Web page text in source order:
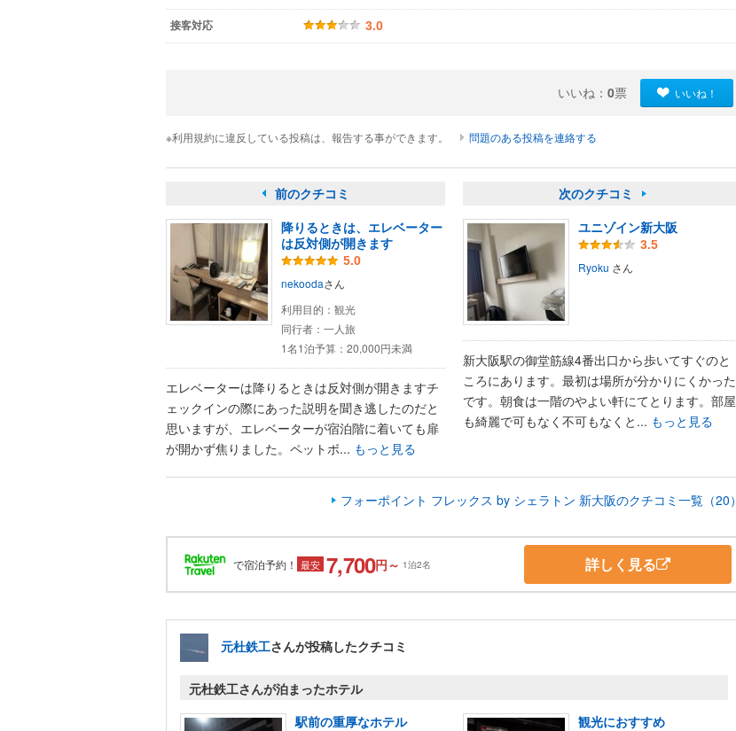
接客対応 3.0
いいね： 0票 いいね！
※利用規約に違反している投稿は、報告する事ができます。 問題のある投稿を連絡する
前のクチコミ
降りるときは、エレベーター
は反対側が開きます
5.0
nekoodaさん
利用目的： 観光
同行者： 一人旅
1名1泊予算： 20,000円未満
エレベーターは降りるときは反対側が開きますチ
ェックインの際にあった説明を聞き逃したのだと
思いますが、エレベーターが宿泊階に着いても扉
が開かず焦りました。ペットボ... もっと見る
次のクチコミ
ユニゾイン新大阪
3.5
Ryoku さん
新大阪駅の御堂筋線4番出口から歩いてすぐのと
ころにあります。最初は場所が分かりにくかった
です。朝食は一階のやよい軒にてとります。部屋
も綺麗で可もなく不可もなくと... もっと見る
フォーポイント フレックス by シェラトン 新大阪のクチコミ一覧（20）
で宿泊予約！ 最安 7,700円～ 1泊2名 詳しく見る
元杜鉄工さんが投稿したクチコミ
元杜鉄工さんが泊まったホテル
駅前の重厚なホテル
観光におすすめ